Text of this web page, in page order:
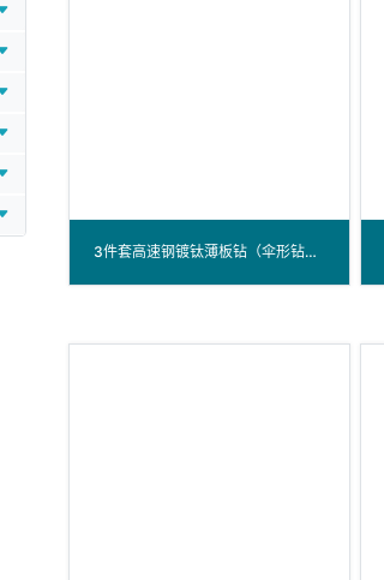
3件套高速钢镀钛薄板钻（伞形钻）套装